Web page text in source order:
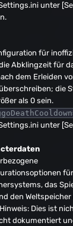
unter
für
Abklingzeit für
dem Erleiden
die
als 0 sein.
unter
das
den
Dies ist
dokumentiert